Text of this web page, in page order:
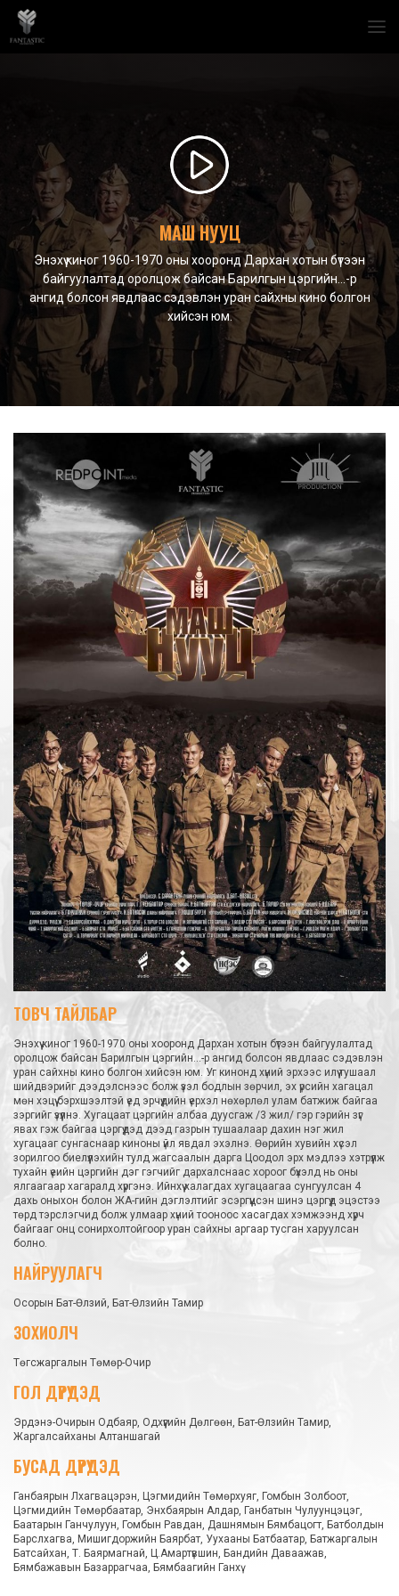
МАШ НУУЦ
Энэхүү киног 1960-1970 оны хооронд Дархан хотын бүтээн
байгуулалтад оролцож байсан Барилгын цэргийн...-р
ангид болсон явдлаас сэдэвлэн уран сайхны кино болгон
хийсэн юм.
ТОВЧ ТАЙЛБАР
Энэхүү киног 1960-1970 оны хооронд Дархан хотын бүтээн байгуулалтад
оролцож байсан Барилгын цэргийн...-р ангид болсон явдлаас сэдэвлэн
уран сайхны кино болгон хийсэн юм. Уг кинонд хүний эрхээс илүү тушаал
шийдвэрийг дээдэлснээс болж үзэл бодлын зөрчил, эх үрсийн хагацал
мөн хэцүү бэрхшээлтэй үед эрчүүдийн үерхэл нөхөрлөл улам батжиж байгаа
зэргийг үзүүлнэ. Хугацаат цэргийн албаа дуусгаж /3 жил/ гэр гэрийн зүг
явах гэж байгаа цэргүүдэд дээд газрын тушаалаар дахин нэг жил
хугацааг сунгаснаар киноны үйл явдал эхэлнэ. Өөрийн хувийн хүсэл
зорилгоо биелүүлэхийн тулд жагсаалын дарга Цоодол эрх мэдлээ хэтрүүлж
тухайн үеийн цэргийн дэг гэгчийг дархалснаас хороог бүхэлд нь оны
ялгаагаар хагаралд хүргэнэ. Ийнхүү халагдах хугацаагаа сунгуулсан 4
дахь оныхон болон ЖА-гийн дэглэлтийг эсэргүүцсэн шинэ цэргүүд эцэстээ
төрд тэрслэгчид болж улмаар хүний тооноос хасагдах хэмжээнд хүрч
байгааг онц сонирхолтойгоор уран сайхны аргаар тусган харуулсан
болно.
НАЙРУУЛАГЧ
Осорын Бат-Өлзий, Бат-Өлзийн Тамир
ЗОХИОЛЧ
Төгсжаргалын Төмөр-Очир
ГОЛ ДҮРҮҮДЭД
Эрдэнэ-Очирын Одбаяр, Одхүүгийн Дөлгөөн, Бат-Өлзийн Тамир,
Жаргалсайханы Алтаншагай
БУСАД ДҮРҮҮДЭД
Ганбаярын Лхагвацэрэн, Цэгмидийн Төмөрхуяг, Гомбын Золбоот,
Цэгмидийн Төмөрбаатар, Энхбаярын Алдар, Ганбатын Чулуунцэцэг,
Баатарын Ганчулуун, Гомбын Равдан, Дашнямын Бямбацогт, Батболдын
Барслхагва, Мишигдоржийн Баярбат, Уухааны Батбаатар, Батжаргалын
Батсайхан, Т. Баярмагнай, Ц.Амартүвшин, Бандийн Даваажав,
Бямбажавын Базаррагчаа, Бямбаагийн Ганхү